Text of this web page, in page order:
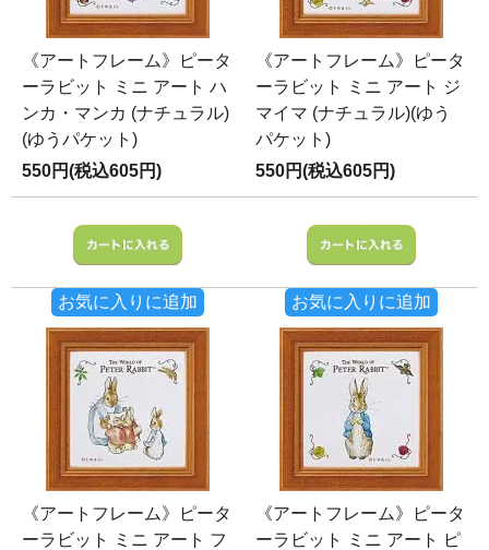
《アートフレーム》ピータ
ーラビット ミニ アート ハ
ンカ・マンカ (ナチュラル)
(ゆうパケット)
550円(税込605円)
お気に入りに追加
《アートフレーム》ピータ
ーラビット ミニ アート ジ
マイマ (ナチュラル)(ゆう
パケット)
550円(税込605円)
お気に入りに追加
《アートフレーム》ピータ
ーラビット ミニ アート フ
《アートフレーム》ピータ
ーラビット ミニ アート ピ